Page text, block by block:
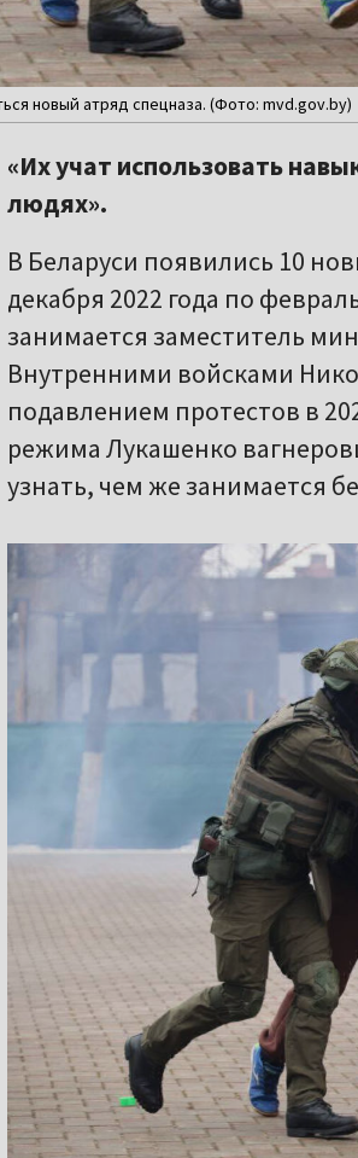
новый атряд спецназа. (Фото: mvd.gov.by)
«Их учат использовать
людях».
В Беларуси появились 10
декабря 2022 года по
занимается заместитель
Внутренними войсками
подавлением протестов в
режима Лукашенко
узнать, чем же занимается